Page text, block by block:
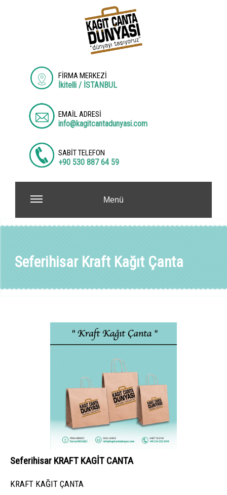
FİRMA MERKEZİ
İkitelli / İSTANBUL
EMAİL ADRESİ
info@kagitcantadunyasi.com
SABİT TELEFON
+90 530 887 64 59
Menü
Seferihisar Kraft Kağıt Çanta
Seferihisar KRAFT KAGİT CANTA
KRAFT KAĞIT ÇANTA